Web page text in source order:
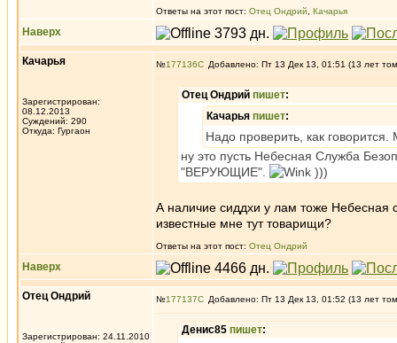
Ответы на этот пост: Отец Ондрий Качарья
Наверх
Качарья
Зарегистрирован:
08.12.2013
Суждений: 290
Откуда: Гургаон
№177136 Добавлено: Пт 13 Дек 13, 01:51 (13 лет
Отец Ондрий пишет:
Качарья пишет:
Надо проверить, как говорится.
ну это пусть Небесная Служба
"ВЕРУЮЩИЕ".
)))
А наличие сиддхи у лам тоже Небесная
известные мне тут товарищи?
Ответы на этот пост: Отец Ондрий
Наверх
Отец Ондрий
Зарегистрирован: 24.11.2010
№177137 Добавлено: Пт 13 Дек 13, 01:52 (13 лет
Денис85 пишет: